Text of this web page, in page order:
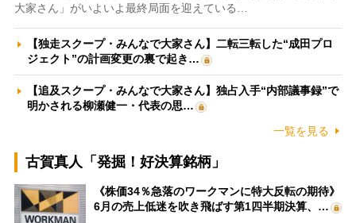
大家さん」がいよいよ最終局面を迎えている…
【独走スクープ・みんなで大家さん】二転三転した“成田プロ
ジェクト”の計画変更の裏で起き…
【追及スクープ・みんなで大家さん】独占入手“内部議事録”で
明かされる柳瀬健一・代表の思…
一覧を見る
古賀真人「発掘！好決算銘柄」
《株価34％急落のワークマンに特大反転の期待》
6月の売上低迷を吹き飛ばす第1四半期決算、…